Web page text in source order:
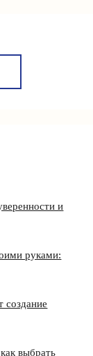
и
руками:
создание
выбрать